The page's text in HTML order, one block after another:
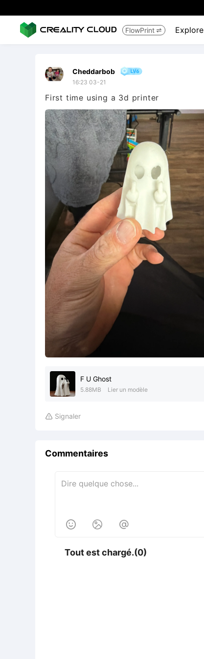
FlowPrint  Explore
Cheddarbob
16:23 03-21
First time using a 3d printer
F U Ghost
5.88MB Lier un modèle
 Signaler
Commentaires
  
Tout est chargé.(0)